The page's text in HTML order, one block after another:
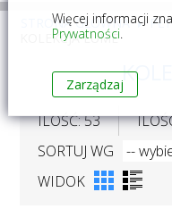
STRONA GŁÓWNA
KOLEKCJA LUME
ILOŚĆ: 53
SORTUJ WG
WIDOK
Więcej informacji
Prywatności.
Zarządzaj